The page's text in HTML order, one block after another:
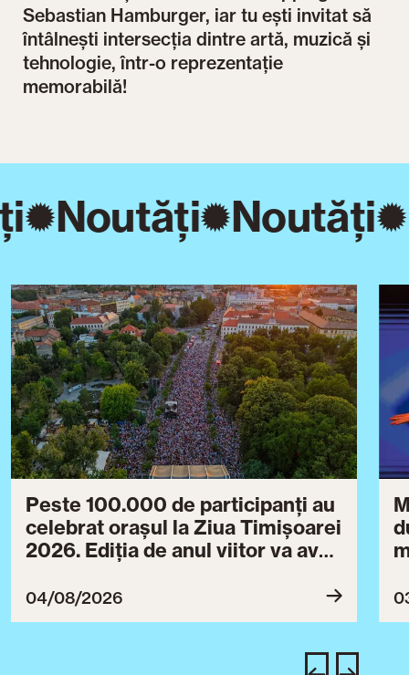
Sebastian Hamburger, iar tu ești invitat să
întâlnești intersecția dintre artă, muzică și
tehnologie, într-o reprezentație
memorabilă!
Noutăți Noutăți
Peste 100.000 de participanți au
celebrat orașul la Ziua Timișoarei
2026. Ediția de anul viitor va avea
04/08/2026